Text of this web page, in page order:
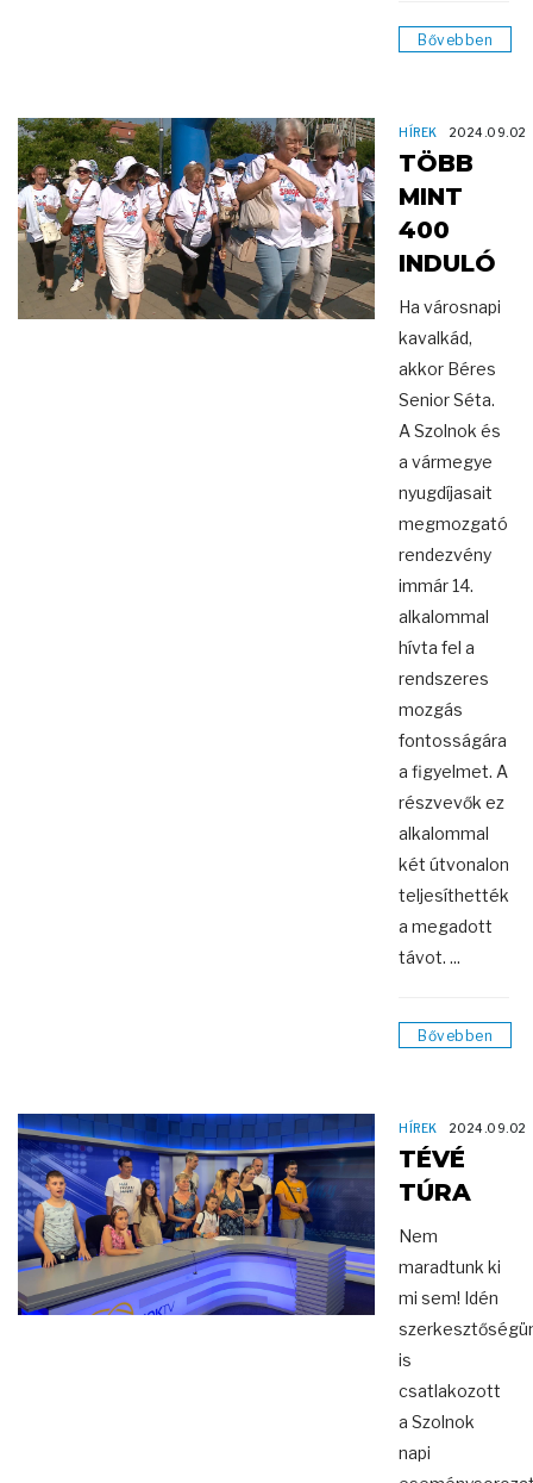
Bővebben
HÍREK 2024.09.02
TÖBB
MINT
400
INDULÓ
Ha városnapi
kavalkád,
akkor Béres
Senior Séta.
A Szolnok és
a vármegye
nyugdíjasait
megmozgató
rendezvény
immár 14.
alkalommal
hívta fel a
rendszeres
mozgás
fontosságára
a figyelmet. A
részvevők ez
alkalommal
két útvonalon
teljesíthették
a megadott
távot. ...
Bővebben
HÍREK 2024.09.02
TÉVÉ
TÚRA
Nem
maradtunk ki
mi sem! Idén
is
csatlakozott
a Szolnok
napi